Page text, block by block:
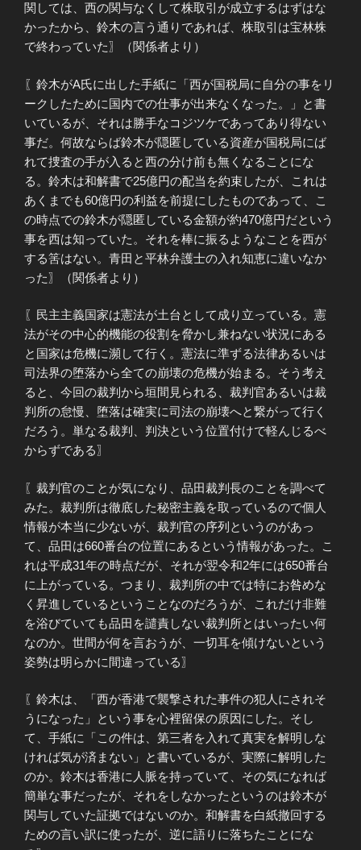
関しては、西の関与なくして株取引が成立するはずはな
かったから、鈴木の言う通りであれば、株取引は宝林株
で終わっていた〗（関係者より）
〖鈴木がA氏に出した手紙に「西が国税局に自分の事をリ
ークしたために国内での仕事が出来なくなった。」と書
いているが、それは勝手なコジツケであってあり得ない
事だ。何故ならば鈴木が隠匿している資産が国税局にば
れて捜査の手が入ると西の分け前も無くなることにな
る。鈴木は和解書で25億円の配当を約束したが、これは
あくまでも60億円の利益を前提にしたものであって、こ
の時点での鈴木が隠匿している金額が約470億円だという
事を西は知っていた。それを棒に振るようなことを西が
する筈はない。青田と平林弁護士の入れ知恵に違いなか
った〗（関係者より）
〖民主主義国家は憲法が土台として成り立っている。憲
法がその中心的機能の役割を脅かし兼ねない状況にある
と国家は危機に瀕して行く。憲法に準ずる法律あるいは
司法界の堕落から全ての崩壊の危機が始まる。そう考え
ると、今回の裁判から垣間見られる、裁判官あるいは裁
判所の怠慢、堕落は確実に司法の崩壊へと繋がって行く
だろう。単なる裁判、判決という位置付けで軽んじるべ
からずである〗
〖裁判官のことが気になり、品田裁判長のことを調べて
みた。裁判所は徹底した秘密主義を取っているので個人
情報が本当に少ないが、裁判官の序列というのがあっ
て、品田は660番台の位置にあるという情報があった。こ
れは平成31年の時点だが、それが翌令和2年には650番台
に上がっている。つまり、裁判所の中では特にお咎めな
く昇進しているということなのだろうが、これだけ非難
を浴びていても品田を譴責しない裁判所とはいったい何
なのか。世間が何を言おうが、一切耳を傾けないという
姿勢は明らかに間違っている〗
〖鈴木は、「西が香港で襲撃された事件の犯人にされそ
うになった」という事を心裡留保の原因にした。そし
て、手紙に「この件は、第三者を入れて真実を解明しな
ければ気が済まない」と書いているが、実際に解明した
のか。鈴木は香港に人脈を持っていて、その気になれば
簡単な事だったが、それをしなかったというのは鈴木が
関与していた証拠ではないのか。和解書を白紙撤回する
ための言い訳に使ったが、逆に語りに落ちたことにな